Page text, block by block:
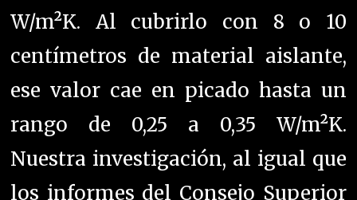
W/m²K. Al cubrirlo con 8 o 10
centímetros de material aislante,
ese valor cae en picado hasta un
rango de 0,25 a 0,35 W/m²K.
Nuestra investigación, al igual que
los informes del Consejo Superior